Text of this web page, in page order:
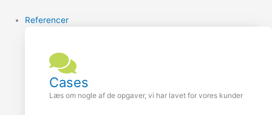
Referencer
Cases
Læs om nogle af de opgaver, vi har lavet for vores kunder